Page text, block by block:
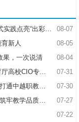
08-07
出彩中原”实践路
08-05
新人
08-04
果，一次说清
07-31
赋能高等教育新路径
07-30
的“最后一公里”
07-27
教学品质基石
07-22